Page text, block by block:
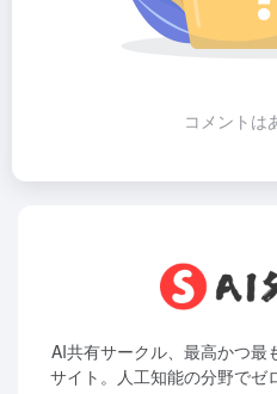
コメントは
AI共有サークル、最高かつ最
サイト。人工知能の分野でゼ